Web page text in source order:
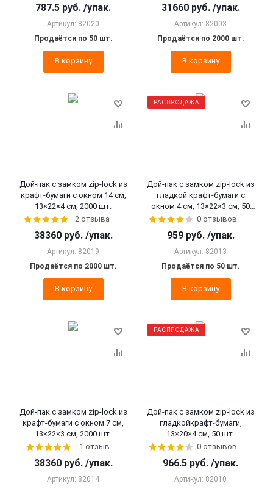
787.5 руб. /упак.
Артикул: 82020
Продаётся по 50 шт.
В корзину
31660 руб. /упак.
Артикул: 82003
Продаётся по 2000 шт.
В корзину
Дой-пак с замком zip-lock из
крафт-бумаги с окном 14 см,
13×22×4 cм, 2000 шт.
2 отзыва
38360 руб. /упак.
Артикул: 82019
Продаётся по 2000 шт.
В корзину
РАСПРОДАЖА
Дой-пак с замком zip-lock из
гладкой крафт-бумаги с
окном 4 см, 13×22×3 cм, 50
шт.
0 отзывов
959 руб. /упак.
Артикул: 82013
Продаётся по 50 шт.
В корзину
Дой-пак с замком zip-lock из
крафт-бумаги с окном 7 см,
13×22×3 cм, 2000 шт.
1 отзыв
38360 руб. /упак.
Артикул: 82014
РАСПРОДАЖА
Дой-пак с замком zip-lock из
гладкойкрафт-бумаги,
13×20×4 cм, 50 шт.
0 отзывов
966.5 руб. /упак.
Артикул: 82010